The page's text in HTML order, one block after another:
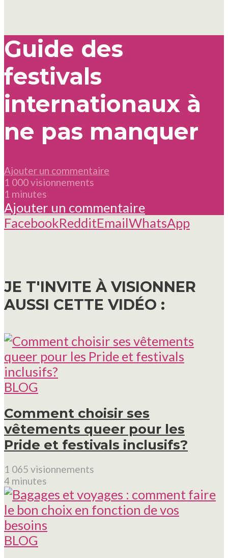
Guide des
festivals
internationaux à
ne pas manquer
Ajouter un commentaire
1 000 visionnements
1 minutes
Ajouter un commentaire
FacebookRedditEmailWhatsApp
JE T'INVITE À VISIONNER
AUSSI CETTE VIDÉO :
BLOG
Comment choisir ses
vêtements queer pour les
Pride et festivals inclusifs?
1 065 visionnements
4 minutes
BLOG